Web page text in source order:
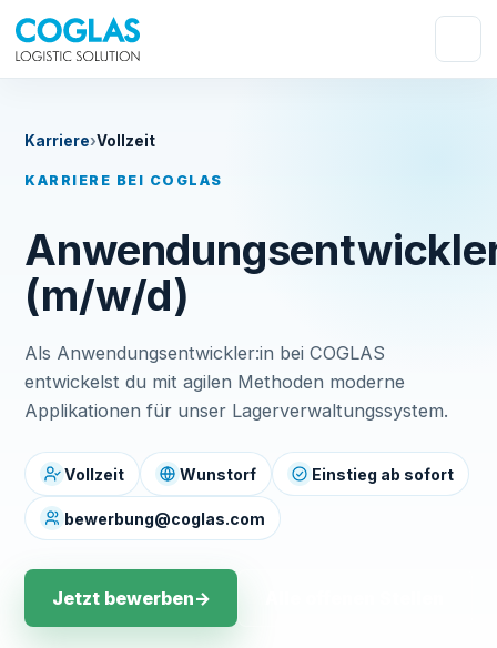
Karriere›Vollzeit
KARRIERE BEI COGLAS
(m/w/d)
Als Anwendungsentwickler:in bei COGLAS
entwickelst du mit agilen Methoden moderne
Applikationen für unser Lagerverwaltungssystem.
Vollzeit Wunstorf Einstieg ab sofort
bewerbung@coglas.com
Jetzt bewerben→